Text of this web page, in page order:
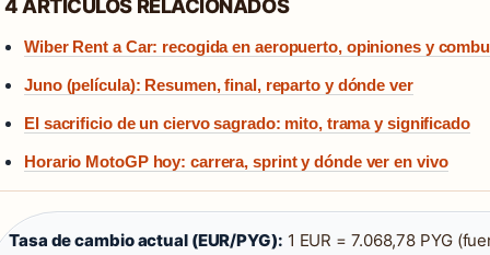
4 ARTICULOS RELACIONADOS
Wiber Rent a Car: recogida en aeropuerto, opiniones y
Juno (película): Resumen, final, reparto y dónde ver
El sacrificio de un ciervo sagrado: mito, trama y significado
Horario MotoGP hoy: carrera, sprint y dónde ver en vivo
Tasa de cambio actual (EUR/PYG): 1 EUR = 7.068,78 PYG